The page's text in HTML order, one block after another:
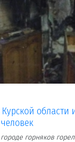
области
горняков